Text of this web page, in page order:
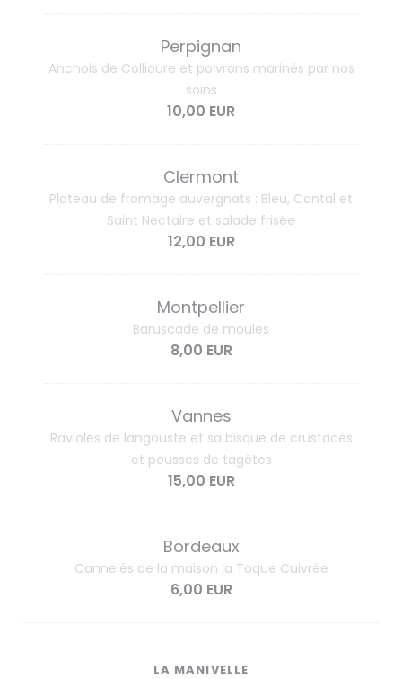
Perpignan
Anchois de Collioure et poivrons marinés par nos
soins
10,00 EUR
Clermont
Plateau de fromage auvergnats : Bleu, Cantal et
Saint Nectaire et salade frisée
12,00 EUR
Montpellier
Baruscade de moules
8,00 EUR
Vannes
Ravioles de langouste et sa bisque de crustacés
et pousses de tagètes
15,00 EUR
Bordeaux
Cannelés de la maison la Toque Cuivrée
6,00 EUR
LA MANIVELLE